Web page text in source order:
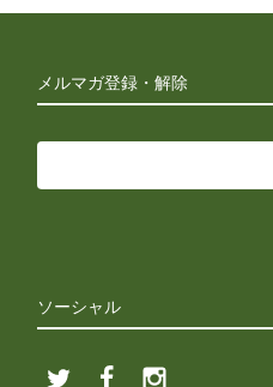
メルマガ登録・解除
ソーシャル